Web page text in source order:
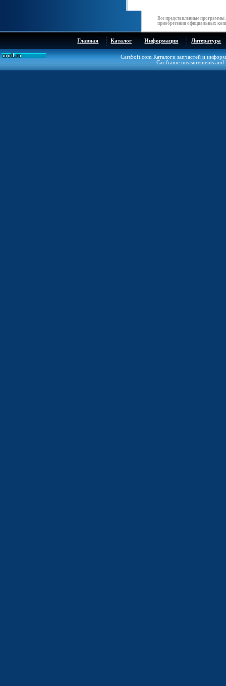
Все представленные
приобретении официальных
Главная Каталог Информация Литература
CarsSoft.com Каталоги запчастей и
Car frame measurements